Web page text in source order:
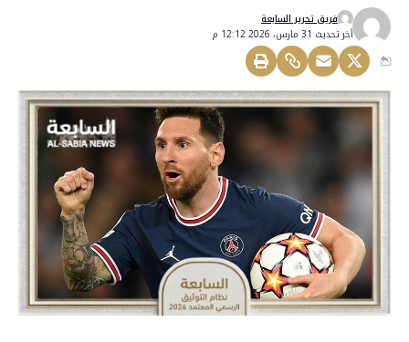
أخر تحديث 31 مارس، 2026 12:12 م
فريق تحرير السابعة